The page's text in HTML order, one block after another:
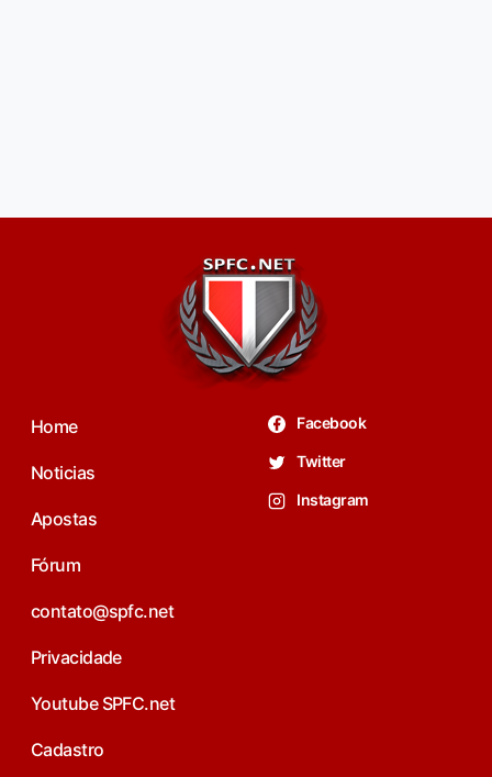
Home
Noticias
Apostas
Fórum
contato@spfc.net
Privacidade
Youtube SPFC.net
Cadastro
Facebook
Twitter
Instagram